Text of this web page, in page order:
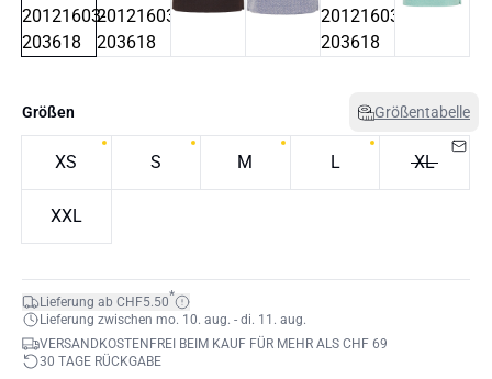
Größen Größentabelle
XS S M L XL
XXL
Lieferung ab CHF5.50*
Lieferung zwischen mo. 10. aug. - di. 11. aug.
VERSANDKOSTENFREI BEIM KAUF FÜR MEHR ALS CHF 69
30 TAGE RÜCKGABE